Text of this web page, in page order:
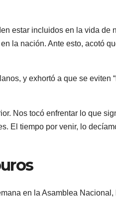
estar incluidos en la vida de
la nación. Ante esto, acotó
y exhortó a que se eviten
Nos tocó enfrentar lo que
El tiempo por venir, lo
en la Asamblea Nacional,